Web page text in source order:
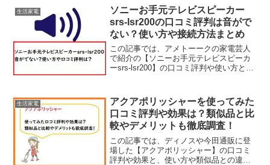
圧は強力なのかを口コミや使い方、最安
値で買う方法...
生活家電
ソニーお手元テレビスピーカー
srs-lsr200の口コミ評判は音がで
ない？使い方や接続方法まとめ
この記事では、アメトーークの家電芸人
で紹介の【ソニーお手元テレビスピーカ
ーsrs-lsr200】の口コミ評判や使い方と音
いままでも、そばに置くだけで音声が聴
きやすくなる...
生活家電
アクアポリッシャーを使ってみた
口コミ評判や効果は？類似品と比
較やデメリットも徹底調査！
この記事では、ディノスや今田通販に登
場した【アクアポリッシャー】の口コミ
評判や効果と、使い方や類似品との違